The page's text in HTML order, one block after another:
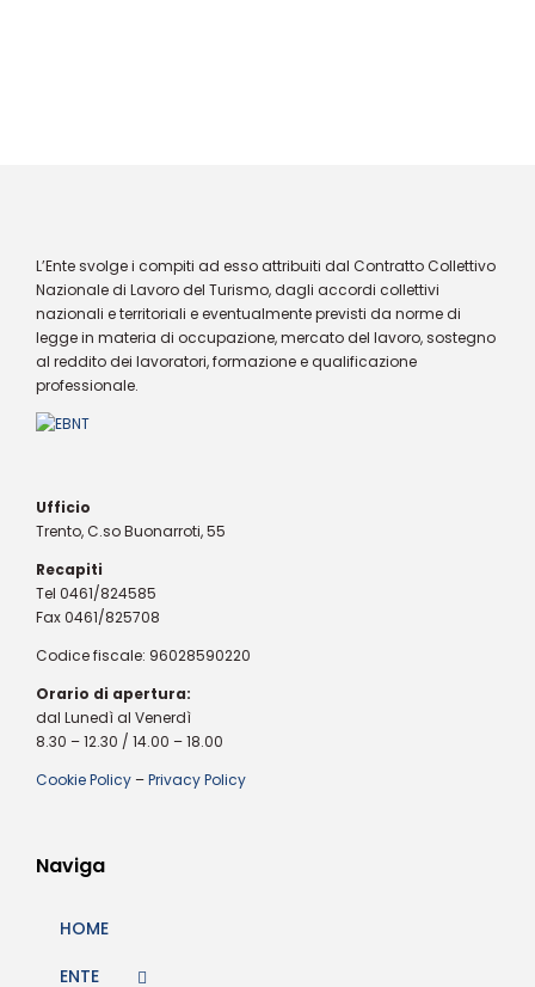
L’Ente svolge i compiti ad esso attribuiti dal Contratto Collettivo
Nazionale di Lavoro del Turismo, dagli accordi collettivi
nazionali e territoriali e eventualmente previsti da norme di
legge in materia di occupazione, mercato del lavoro, sostegno
al reddito dei lavoratori, formazione e qualificazione
professionale.
Ufficio
Trento, C.so Buonarroti, 55
Recapiti
Tel 0461/824585
Fax 0461/825708
Codice fiscale: 96028590220
Orario di apertura:
dal Lunedì al Venerdì
8.30 – 12.30 / 14.00 – 18.00
Cookie Policy –Privacy Policy
Naviga
HOME
ENTE